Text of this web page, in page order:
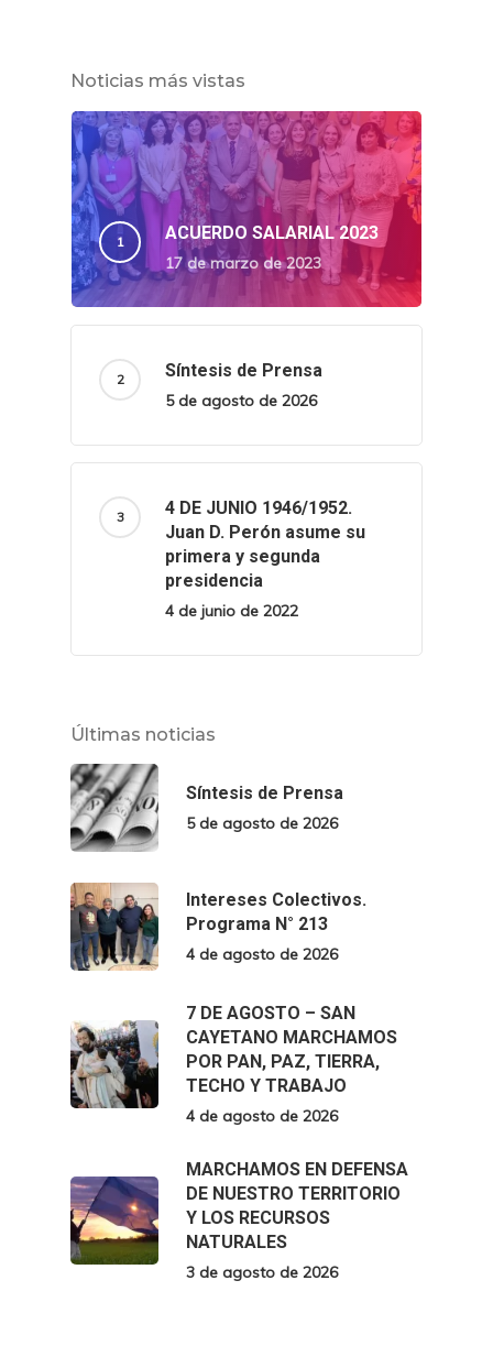
Noticias más vistas
ACUERDO SALARIAL 2023
17 de marzo de 2023
Síntesis de Prensa
5 de agosto de 2026
4 DE JUNIO 1946/1952.
Juan D. Perón asume su
primera y segunda
presidencia
4 de junio de 2022
Últimas noticias
Síntesis de Prensa
5 de agosto de 2026
Intereses Colectivos.
Programa N° 213
4 de agosto de 2026
7 DE AGOSTO – SAN
CAYETANO MARCHAMOS
POR PAN, PAZ, TIERRA,
TECHO Y TRABAJO
4 de agosto de 2026
MARCHAMOS EN DEFENSA
DE NUESTRO TERRITORIO
Y LOS RECURSOS
NATURALES
3 de agosto de 2026